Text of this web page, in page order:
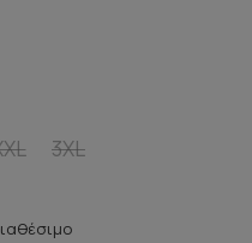
3XL